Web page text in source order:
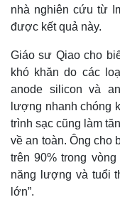
nhà nghiên cứu từ
được kết quả này.
Giáo sư Qiao cho
khó khăn do các
anode silicon và
lượng nhanh chóng
trình sạc cũng làm
về an toàn. Ông cho
trên 90% trong
năng lượng và tuổi
lớn”.